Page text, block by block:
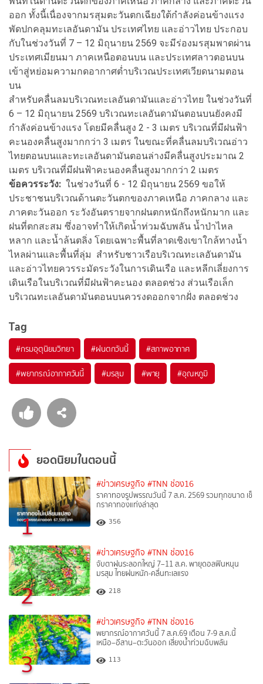
ออก ทั้งนี้เนื่องจากมรสุมตะวันตกเฉียงใต้กำลังค่อนข้างแรง
พัดปกคลุมทะเลอันดามัน ประเทศไทย และอ่าวไทย ประกอบ
กับในช่วงวันที่ 7 – 12 มิถุนายน 2569 จะมีร่องมรสุมพาดผ่าน
ประเทศเมียนมา ภาคเหนือตอนบน และประเทศลาวตอนบน
เข้าสู่หย่อมความกดอากาศต่ำบริเวณประเทศเวียดนามตอน
บน
สำหรับคลื่นลมบริเวณทะเลอันดามันและอ่าวไทย ในช่วงวันที่
6 – 12 มิถุนายน 2569 บริเวณทะเลอันดามันตอนบนยังคงมี
กำลังค่อนข้างแรง โดยมีคลื่นสูง 2 - 3 เมตร บริเวณที่มีฝนฟ้า
คะนองคลื่นสูงมากกว่า 3 เมตร ในขณะที่คลื่นลมบริเวณอ่าว
ไทยตอนบนและทะเลอันดามันตอนล่างมีคลื่นสูงประมาณ 2
เมตร บริเวณที่มีฝนฟ้าคะนองคลื่นสูงมากกว่า 2 เมตร
ข้อควรระวัง: ในช่วงวันที่ 6 - 12 มิถุนายน 2569 ขอให้
ประชาชนบริเวณด้านตะวันตกของภาคเหนือ ภาคกลาง และ
ภาคตะวันออก ระวังอันตรายจากฝนตกหนักถึงหนักมาก และ
ฝนที่ตกสะสม ซึ่งอาจทำให้เกิดน้ำท่วมฉับพลัน น้ำป่าไหล
หลาก และน้ำล้นตลิ่ง โดยเฉพาะพื้นที่ลาดเชิงเขาใกล้ทางน้ำ
ไหลผ่านและพื้นที่ลุ่ม สำหรับชาวเรือบริเวณทะเลอันดามัน
และอ่าวไทยควรระมัดระวังในการเดินเรือ และหลีกเลี่ยงการ
เดินเรือในบริเวณที่มีฝนฟ้าคะนอง ตลอดช่วง ส่วนเรือเล็ก
บริเวณทะเลอันดามันตอนบนควรงดออกจากฝั่ง ตลอดช่วง
Tag
#กรมอุตุนิยมวิทยา #ฝนตกวันนี้ #สภาพอากาศ
#พยากรณ์อากาศวันนี้ #มรสุม #พายุ #อุณหภูมิ
ยอดนิยมในตอนนี้
1
#ข่าวเศรษฐกิจ #TNN ช่อง16
ราคาทองรูปพรรณวันนี้ 7 ส.ค. 2569 รวมทุกขนาด เช็
กราคาทองแท่งล่าสุด
356
2
#ข่าวเศรษฐกิจ #TNN ช่อง16
จับตาฝนระลอกใหญ่ 7–11 ส.ค. พายุดอลฟินหนุน
มรสุม ไทยฝนหนัก-คลื่นทะเลแรง
218
3
#ข่าวเศรษฐกิจ #TNN ช่อง16
พยากรณ์อากาศวันนี้ 7 ส.ค.69 เตือน 7-9 ส.ค.นี้
เหนือ–อีสาน–ตะวันออก เสี่ยงน้ำท่วมฉับพลัน
113